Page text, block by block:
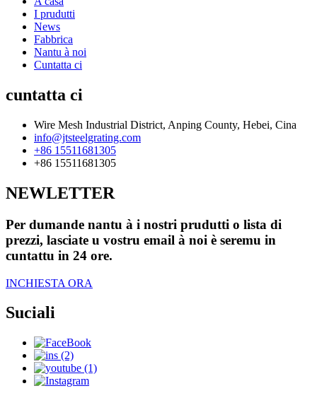
I prudutti
News
Fabbrica
Nantu à noi
Cuntatta ci
cuntatta ci
Wire Mesh Industrial District, Anping County, Hebei, Cina
info@jtsteelgrating.com
+86 15511681305
+86 15511681305
NEWLETTER
Per dumande nantu à i nostri prudutti o lista di
prezzi, lasciate u vostru email à noi è seremu in
cuntattu in 24 ore.
INCHIESTA ORA
Suciali